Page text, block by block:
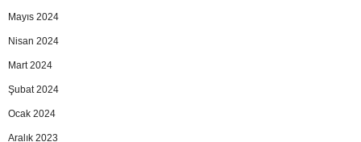
Mayıs 2024
Nisan 2024
Mart 2024
Şubat 2024
Ocak 2024
Aralık 2023